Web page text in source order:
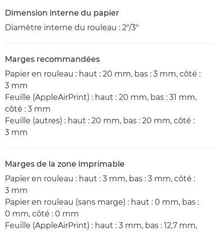
Dimension interne du papier
Diamètre interne du rouleau : 2"/3"
Marges recommandées
Papier en rouleau : haut : 20 mm, bas : 3 mm, côté :
3 mm
Feuille (AppleAirPrint) : haut : 20 mm, bas : 31 mm,
côté : 3 mm
Feuille (autres) : haut : 20 mm, bas : 20 mm, côté :
3 mm
Marges de la zone imprimable
Papier en rouleau : haut : 3 mm, bas : 3 mm, côté :
3 mm
Papier en rouleau (sans marge) : haut : 0 mm, bas :
0 mm, côté : 0 mm
Feuille (AppleAirPrint) : haut : 3 mm, bas : 12,7 mm,